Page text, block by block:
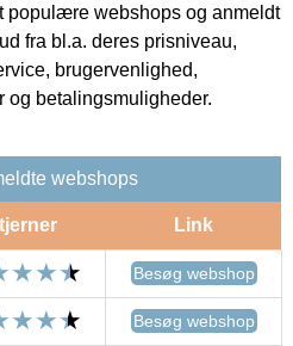
populære webshops og anmeldt
fra bl.a. deres prisniveau,
brugervenlighed,
og betalingsmuligheder.
webshops
Link
Besøg webshop
Besøg webshop